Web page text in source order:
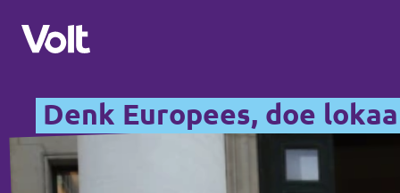
Kies een taal
Nederlands
Denk Europees, doe